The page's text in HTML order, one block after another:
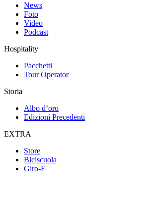
News
Foto
Video
Podcast
Hospitality
Pacchetti
Tour Operator
Storia
Albo d’oro
Edizioni Precedenti
EXTRA
Store
Biciscuola
Giro-E